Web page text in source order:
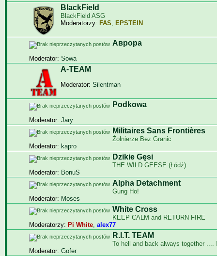
BlackField
BlackField ASG
Moderatorzy: FAS, EPSTEIN
Aврора
Moderator: Sowa
A-TEAM
Moderator: Silentman
Podkowa
Moderator: Jary
Militaires Sans Frontières
Żołnierze Bez Granic
Moderator: kapro
Dzikie Gęsi
THE WILD GEESE (Łódź)
Moderator: BonuS
Alpha Detachment
Gung Ho!
Moderator: Moses
White Cross
KEEP CALM and RETURN FIRE
Moderatorzy: Pi White, alex77
R.I.T. TEAM
To hell and back always together ....
Moderator: Gofer